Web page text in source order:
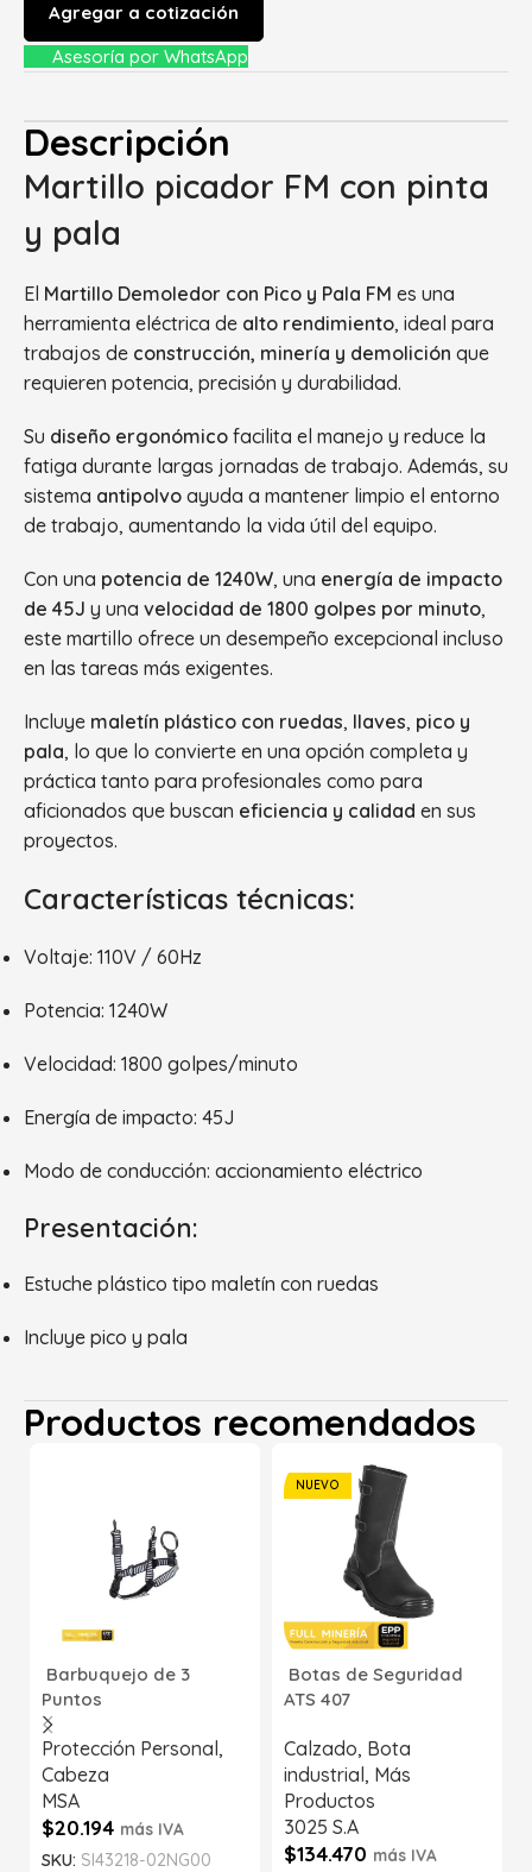
Agregar a cotización
Asesoría por WhatsApp
Descripción
Martillo picador FM con pinta
y pala
El Martillo Demoledor con Pico y Pala FM es una
herramienta eléctrica de alto rendimiento, ideal para
trabajos de construcción, minería y demolición que
requieren potencia, precisión y durabilidad.
Su diseño ergonómico facilita el manejo y reduce la
fatiga durante largas jornadas de trabajo. Además, su
sistema antipolvo ayuda a mantener limpio el entorno
de trabajo, aumentando la vida útil del equipo.
Con una potencia de 1240W, una energía de impacto
de 45J y una velocidad de 1800 golpes por minuto,
este martillo ofrece un desempeño excepcional incluso
en las tareas más exigentes.
Incluye maletín plástico con ruedas, llaves, pico y
pala, lo que lo convierte en una opción completa y
práctica tanto para profesionales como para
aficionados que buscan eficiencia y calidad en sus
proyectos.
Características técnicas:
Voltaje: 110V / 60Hz
Potencia: 1240W
Velocidad: 1800 golpes/minuto
Energía de impacto: 45J
Modo de conducción: accionamiento eléctrico
Presentación:
Estuche plástico tipo maletín con ruedas
Incluye pico y pala
Productos recomendados
Barbuquejo de 3
Puntos
Protección Personal,
Cabeza
MSA
$20.194 más IVA
SKU: SI43218-02NG00
NUEVO
Botas de Seguridad
ATS 407
Calzado, Bota
industrial, Más
Productos
3025 S.A
$134.470 más IVA